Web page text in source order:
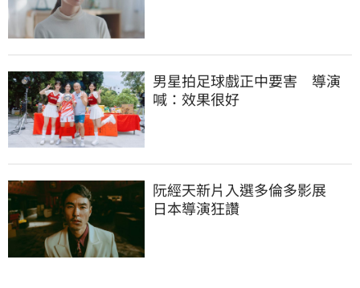
男星拍足球戲正中要害　導演
喊：效果很好
阮經天新片入選多倫多影展
日本導演狂讚